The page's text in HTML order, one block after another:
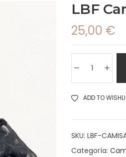
LBF
25,00 €
ADD TO
SKU: LBF-
Categoría: